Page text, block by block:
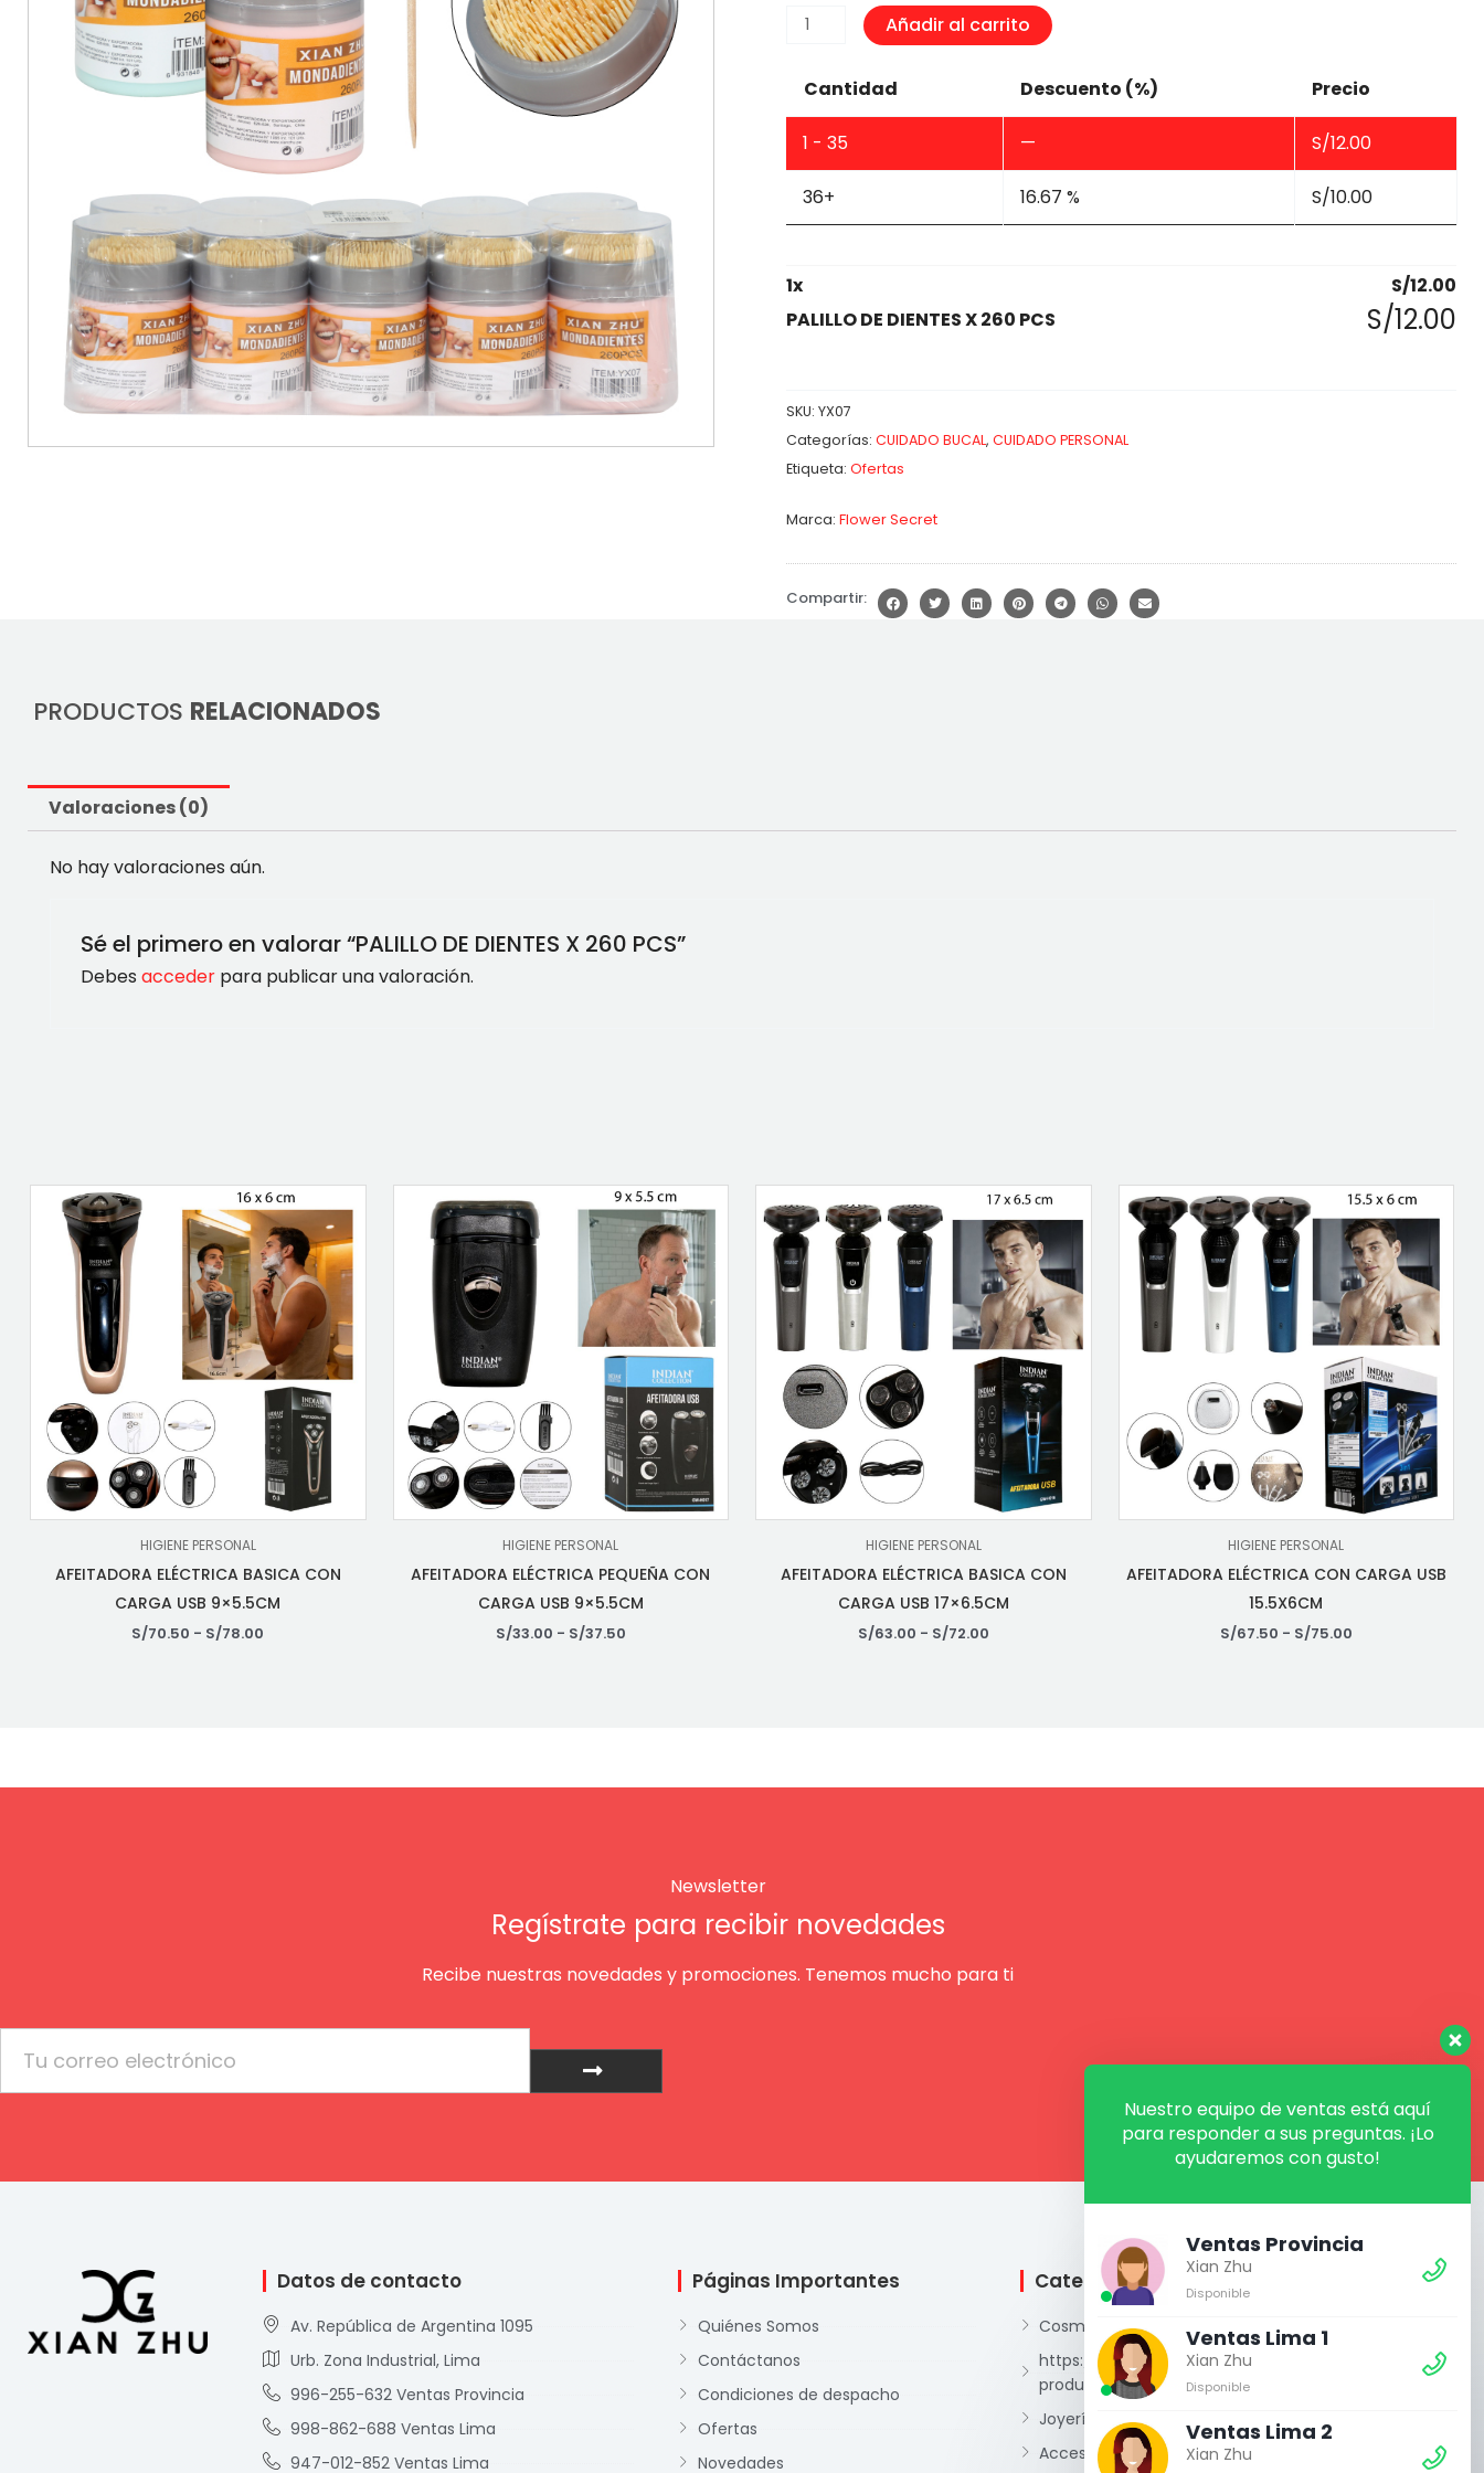
PALILLO
DIENTES
260
cantidad
Añadir al carrito
Cantidad Descuento (%) Precio
1 - 35 — S/12.00
36+ 16.67 % S/10.00
1x S/12.00
PALILLO DE DIENTES X 260 PCS
S/12.00
SKU: YX07
Categorías: CUIDADO BUCAL, CUIDADO PERSONAL
Etiqueta: Ofertas
Marca: Flower Secret
Compartir:
PRODUCTOS RELACIONADOS
Valoraciones (0)
No hay valoraciones aún.
Sé el primero en valorar “PALILLO DE DIENTES X 260 PCS”
Debes accederpara publicar una valoración.
HIGIENE PERSONAL
AFEITADORA ELÉCTRICA BASICA CON
CARGA USB 9×5.5CM
S/70.50 - S/78.00
HIGIENE PERSONAL
AFEITADORA ELÉCTRICA PEQUEÑA CON
CARGA USB 9×5.5CM
S/33.00 - S/37.50
HIGIENE PERSONAL
AFEITADORA ELÉCTRICA BASICA CON
CARGA USB 17×6.5CM
S/63.00 - S/72.00
HIGIENE PERSONAL
AFEITADORA ELÉCTRICA CON CARGA USB
15.5X6CM
S/67.50 - S/75.00
Newsletter
Regístrate para recibir novedades
Recibe nuestras novedades y promociones. Tenemos mucho para ti
Enviar
Datos de contacto
Av. República de Argentina 1095
Urb. Zona Industrial, Lima
996-255-632 Ventas Provincia
998-862-688 Ventas Lima
947-012-852 Ventas Lima
Páginas Importantes
Quiénes Somos
Contáctanos
Condiciones de despacho
Ofertas
Novedades
Categorías
Cosmética
https://xianzhu.pe/categoria-
producto/perfumeria-2/
Joyería
Accesorios y otros
n
s
m
Nuestro equipo de ventas está aquí
para responder a sus preguntas. ¡Lo
ayudaremos con gusto!
Ventas Provincia
Xian Zhu
Disponible
Ventas Lima 1
Xian Zhu
Disponible
Ventas Lima 2
Xian Zhu